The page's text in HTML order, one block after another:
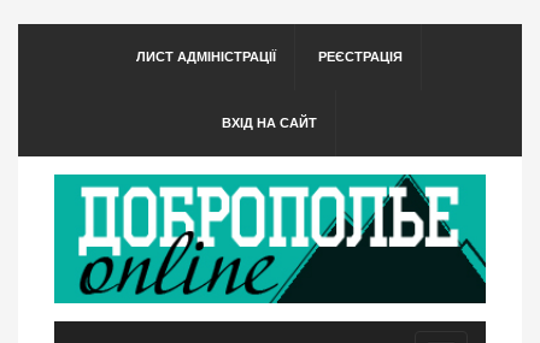
ЛИСТ АДМІНІСТРАЦІЇ РЕЄСТРАЦІЯ
ВХІД НА САЙТ